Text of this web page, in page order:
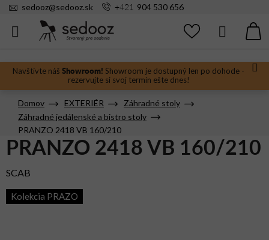
Prejsť
Navštívte náš Showroom! Showroom je dostupný len po dohode -
rezervujte si svoj termín ešte dnes!
sedooz@sedooz.sk +421 904 530 656
Hľadať
Domov EXTERIÉR
Záhradné stoly
Záhradné jedálenské a bistro stoly
PRANZO 2418 VB 160/210
PRANZO 2418 VB 160/210
SCAB
Kolekcia PRAZO